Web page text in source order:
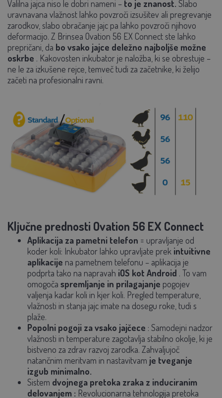
Valilna jajca niso le dobri nameni – to je znanost. Slabo
uravnavana vlažnost lahko povzroči izsušitev ali pregrevanje
zarodkov, slabo obračanje jajc pa lahko povzroči njihovo
deformacijo. Z Brinsea Ovation 56 EX Connect ste lahko
prepričani, da bo vsako jajce deležno najboljše možne
oskrbe . Kakovosten inkubator je naložba, ki se obrestuje –
ne le za izkušene rejce, temveč tudi za začetnike, ki želijo
začeti na profesionalni ravni.
Ključne prednosti Ovation 56 EX Connect
Aplikacija za pametni telefon = upravljanje od
koder koli: Inkubator lahko upravljate prek intuitivne
aplikacije na pametnem telefonu – aplikacija je
podprta tako na napravah iOS kot Android . To vam
omogoča spremljanje in prilagajanje pogojev
valjenja kadar koli in kjer koli. Pregled temperature,
vlažnosti in stanja jajc imate na dosegu roke, tudi s
plaže.
Popolni pogoji za vsako jajčece : Samodejni nadzor
vlažnosti in temperature zagotavlja stabilno okolje, ki je
bistveno za zdrav razvoj zarodka. Zahvaljujoč
natančnim meritvam in nastavitvam je tveganje
izgub minimalno.
Sistem dvojnega pretoka zraka z induciranim
delovanjem : Revolucionarna tehnologija pretoka